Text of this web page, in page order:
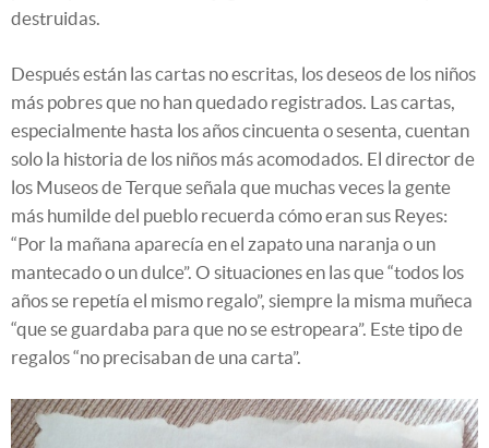
destruidas.
Después están las cartas no escritas, los deseos de los niños
más pobres que no han quedado registrados. Las cartas,
especialmente hasta los años cincuenta o sesenta, cuentan
solo la historia de los niños más acomodados. El director de
los Museos de Terque señala que muchas veces la gente
más humilde del pueblo recuerda cómo eran sus Reyes:
“Por la mañana aparecía en el zapato una naranja o un
mantecado o un dulce”. O situaciones en las que “todos los
años se repetía el mismo regalo”, siempre la misma muñeca
“que se guardaba para que no se estropeara”. Este tipo de
regalos “no precisaban de una carta”.